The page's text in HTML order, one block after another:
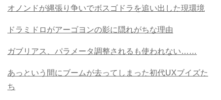
オノンドが縄張り争いでボスゴドラを追い出した現環境
ドラミドロがアーゴヨンの影に隠れがちな理由
ガブリアス、パラメータ調整されるも使われない……
あっという間にブームが去ってしまった初代UXブイズた
ち